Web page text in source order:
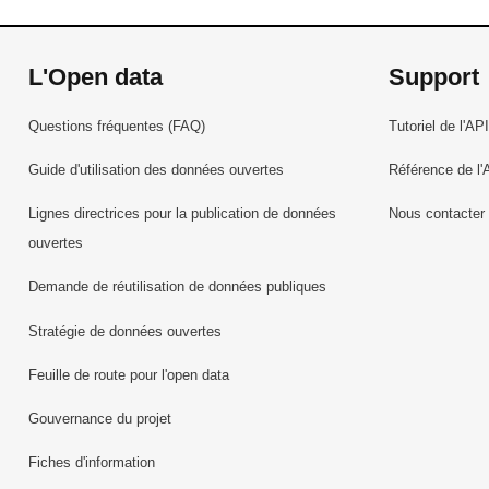
L'Open data
Questions fréquentes (FAQ)
Guide d'utilisation des données ouvertes
Lignes directrices pour la publication de données
ouvertes
Demande de réutilisation de données publiques
Stratégie de données ouvertes
Feuille de route pour l'open data
Gouvernance du projet
Fiches d'information
Support
Tutoriel de l'API
Référence de
Nous contacter